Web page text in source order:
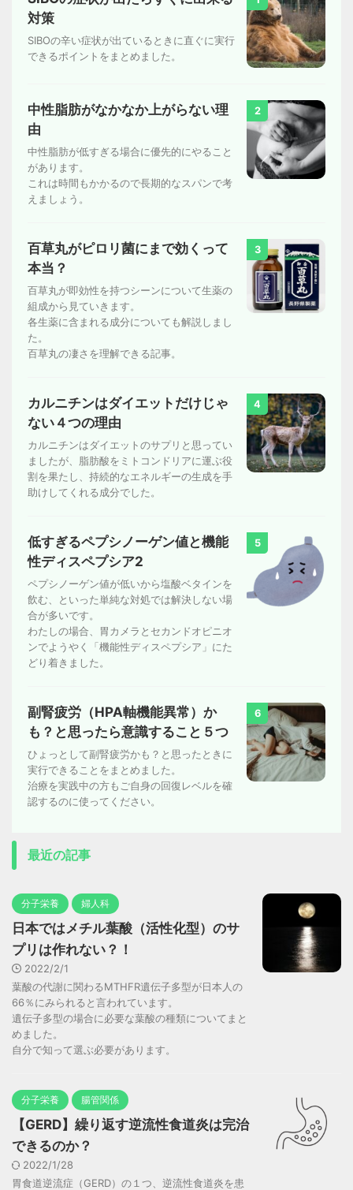
対策
SIBOの辛い症状が出ているときに直ぐに実行
できるポイントをまとめました。
2
中性脂肪がなかなか上がらない理
由
中性脂肪が低すぎる場合に優先的にやること
があります。
これは時間もかかるので長期的なスパンで考
えましょう。
3
百草丸がピロリ菌にまで効くって
本当？
百草丸が即効性を持つシーンについて生薬の
組成から見ていきます。
各生薬に含まれる成分についても解説しまし
た。
百草丸の凄さを理解できる記事。
4
カルニチンはダイエットだけじゃ
ない４つの理由
カルニチンはダイエットのサプリと思ってい
ましたが、脂肪酸をミトコンドリアに運ぶ役
割を果たし、持続的なエネルギーの生成を手
助けしてくれる成分でした。
5
低すぎるペプシノーゲン値と機能
性ディスペプシア2
ペプシノーゲン値が低いから塩酸ベタインを
飲む、といった単純な対処では解決しない場
合が多いです。
わたしの場合、胃カメラとセカンドオピニオ
ンでようやく「機能性ディスペプシア」にた
どり着きました。
6
副腎疲労（HPA軸機能異常）か
も？と思ったら意識すること５つ
ひょっとして副腎疲労かも？と思ったときに
実行できることをまとめました。
治療を実践中の方もご自身の回復レベルを確
認するのに使ってください。
最近の記事
分子栄養 婦人科
日本ではメチル葉酸（活性化型）のサ
プリは作れない？！
2022/2/1
葉酸の代謝に関わるMTHFR遺伝子多型が日本人の
66％にみられると言われています。
遺伝子多型の場合に必要な葉酸の種類についてまと
めました。
自分で知って選ぶ必要があります。
分子栄養 腸管関係
【GERD】繰り返す逆流性食道炎は完治
できるのか？
2022/1/28
胃食道逆流症（GERD）の１つ、逆流性食道炎を患